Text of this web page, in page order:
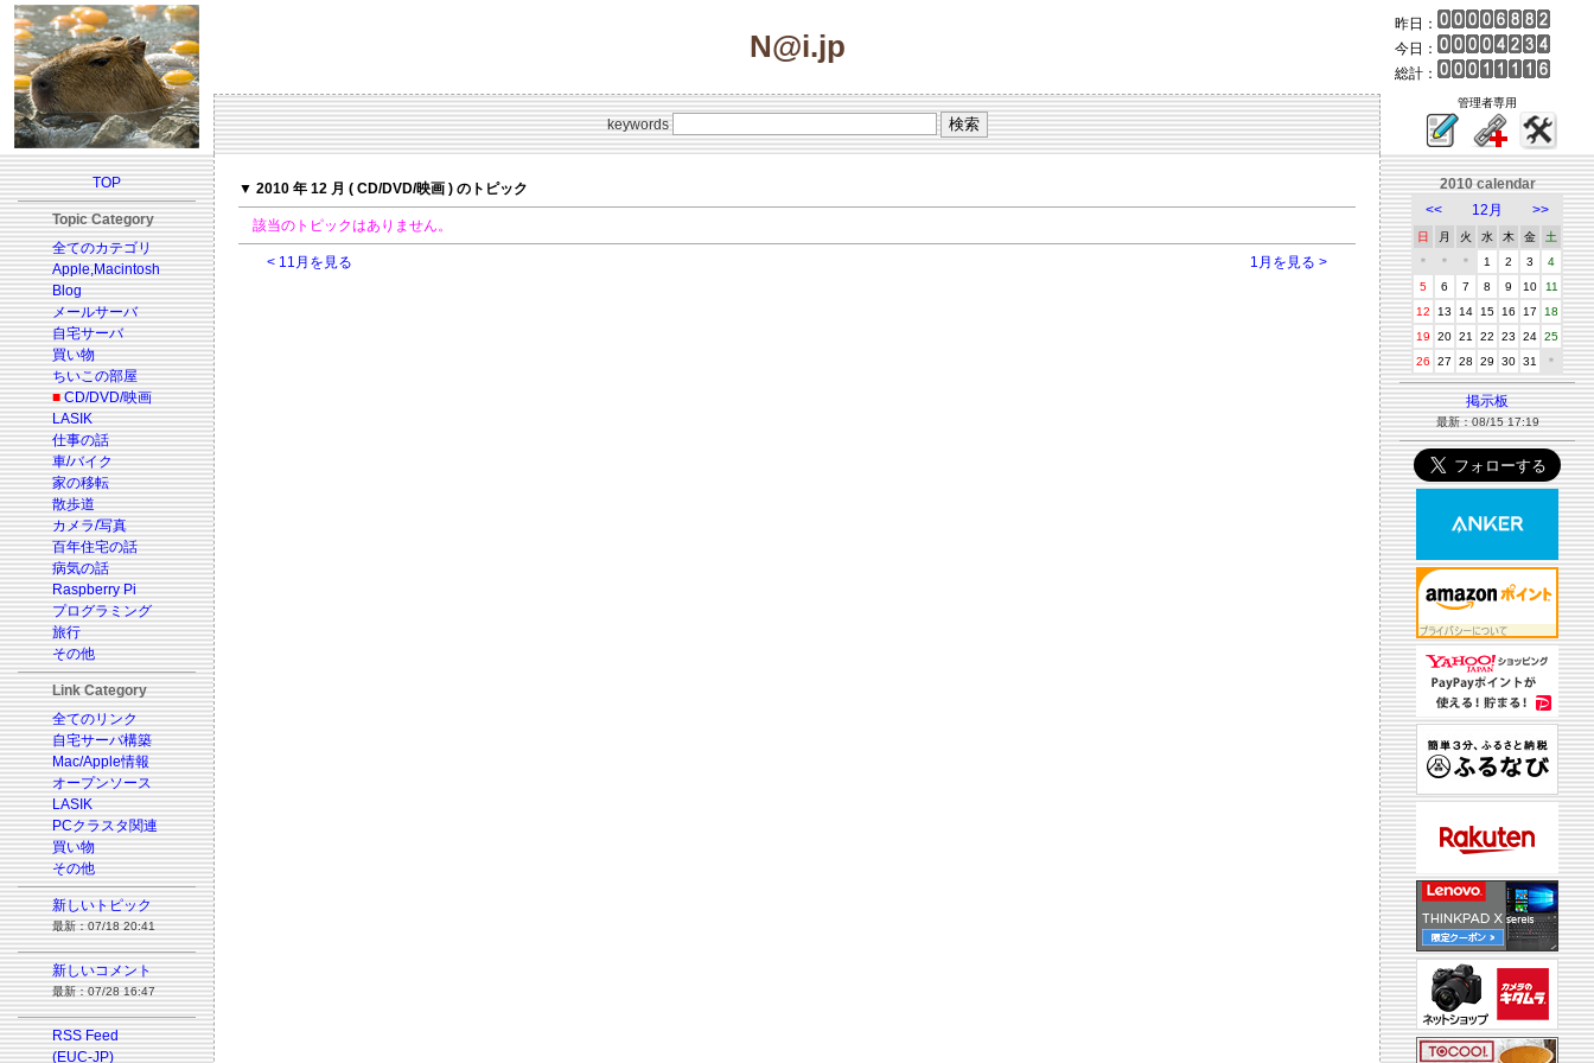
N@i.jp
昨日：
今日：
総計：
keywords
管理者専用
TOP
Topic Category
全てのカテゴリ
Apple,Macintosh
Blog
メールサーバ
自宅サーバ
買い物
ちいこの部屋
■ CD/DVD/映画
LASIK
仕事の話
車/バイク
家の移転
散歩道
カメラ/写真
百年住宅の話
病気の話
Raspberry Pi
プログラミング
旅行
その他
Link Category
全てのリンク
自宅サーバ構築
Mac/Apple情報
オープンソース
LASIK
PCクラスタ関連
買い物
その他
新しいトピック
最新：07/18 20:41
新しいコメント
最新：07/28 16:47
RSS Feed
(EUC-JP)
▼ 2010 年 12 月 ( CD/DVD/映画 ) のトピック
該当のトピックはありません。
< 11月を見る 1月を見る >
2010 calendar
<<
12月 >>
日 月 火 水 木 金
土
＊
＊ ＊ 1 2 3
4
5
6 7 8 9 10
11
12
13 14 15 16 17
18
19
20 21 22 23 24 25
26
27 28 29 30 31 ＊
掲示板
最新：08/15 17:19